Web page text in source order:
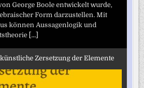
George Boole entwickelt wurde,
Form darzustellen. Mit
können Aussagenlogik und
[...]
Zersetzung der Elemente